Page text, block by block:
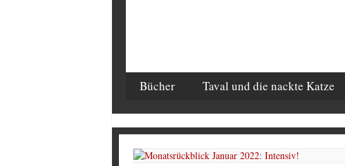
Bücher Taval und die nackte Katze